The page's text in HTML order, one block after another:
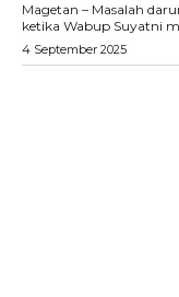
Magetan – Masalah
ketika Wabup Suyatni
4 September 2025